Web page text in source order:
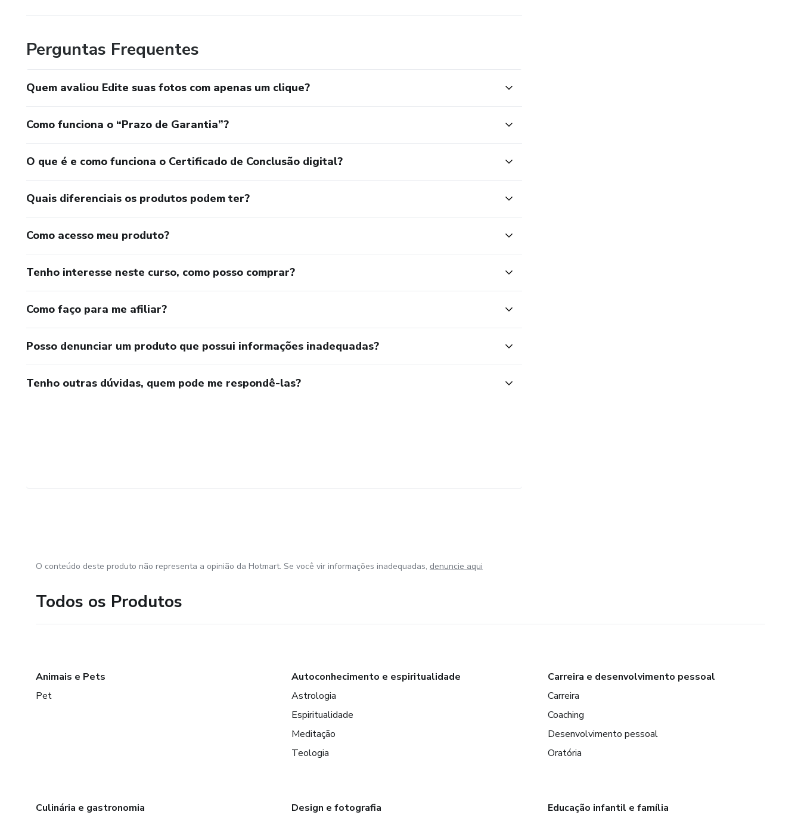
Perguntas Frequentes
Quem avaliou Edite suas fotos com apenas um clique?
Como funciona o “Prazo de Garantia”?
O que é e como funciona o Certificado de Conclusão digital?
Quais diferenciais os produtos podem ter?
Como acesso meu produto?
Tenho interesse neste curso, como posso comprar?
Como faço para me afiliar?
Posso denunciar um produto que possui informações inadequadas?
Tenho outras dúvidas, quem pode me respondê-las?
O conteúdo deste produto não representa a opinião da Hotmart. Se você vir informações inadequadas, denuncie aqui
Todos os Produtos
Animais e Pets
Pet
Autoconhecimento e espiritualidade
Astrologia
Espiritualidade
Meditação
Teologia
Carreira e desenvolvimento pessoal
Carreira
Coaching
Desenvolvimento pessoal
Oratória
Culinária e gastronomia
Design e fotografia
Educação infantil e família